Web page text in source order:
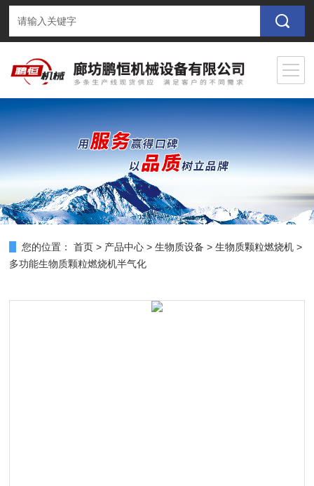
您的位置： 首页 > 产品中心 >生物质设备 >生物质颗粒燃烧机 >
多功能生物质颗粒燃烧机半气化